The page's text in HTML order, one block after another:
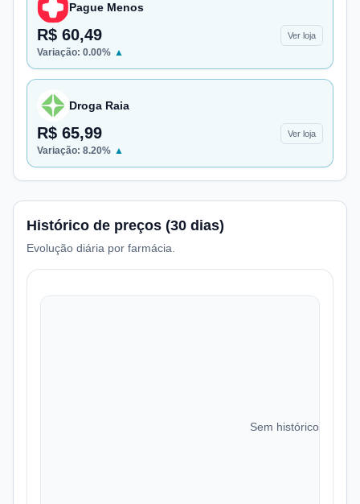
Pague Menos
R$ 60,49 Ver loja
Variação: 0.00% ▲
Droga Raia
R$ 65,99 Ver loja
Variação: 8.20% ▲
Histórico de preços (30 dias)
Evolução diária por farmácia.
Sem histórico de